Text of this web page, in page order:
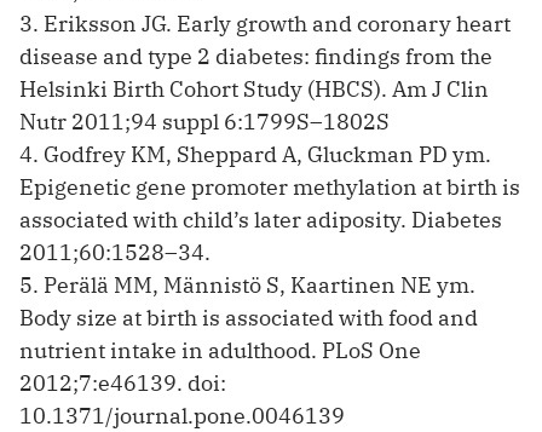
3. Eriksson JG. Early growth and coronary heart
disease and type 2 diabetes: findings from the
Helsinki Birth Cohort Study (HBCS). Am J Clin
Nutr 2011;94 suppl 6:1799S–1802S
4. Godfrey KM, Sheppard A, Gluckman PD ym.
Epigenetic gene promoter methylation at birth is
associated with child’s later adiposity. Diabetes
2011;60:1528–34.
5. Perälä MM, Männistö S, Kaartinen NE ym.
Body size at birth is associated with food and
nutrient intake in adulthood. PLoS One
2012;7:e46139. doi:
10.1371/journal.pone.0046139